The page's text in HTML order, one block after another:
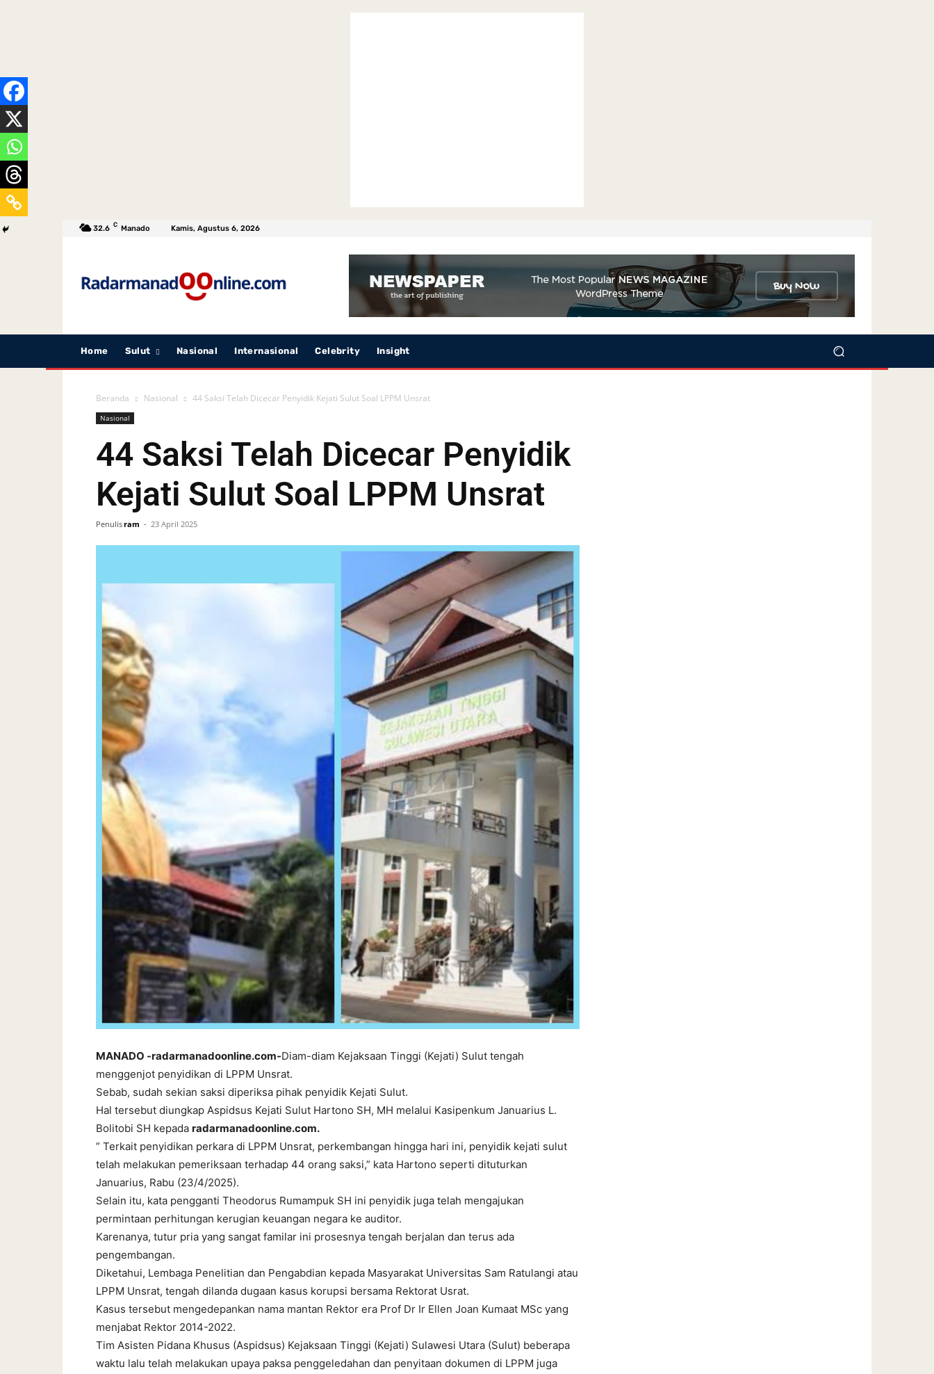
32.6 C Manado Kamis, Agustus 6, 2026
Home Sulut Nasional Internasional Celebrity Insight
Beranda Nasional 44 Saksi Telah Dicecar Penyidik Kejati Sulut Soal LPPM Unsrat
Nasional
44 Saksi Telah Dicecar Penyidik
Kejati Sulut Soal LPPM Unsrat
Penulisram - 23 April 2025
MANADO -radarmanadoonline.com-Diam-diam Kejaksaan Tinggi (Kejati) Sulut tengah
menggenjot penyidikan di LPPM Unsrat.
Sebab, sudah sekian saksi diperiksa pihak penyidik Kejati Sulut.
Hal tersebut diungkap Aspidsus Kejati Sulut Hartono SH, MH melalui Kasipenkum Januarius L.
Bolitobi SH kepada radarmanadoonline.com.
” Terkait penyidikan perkara di LPPM Unsrat, perkembangan hingga hari ini, penyidik kejati sulut
telah melakukan pemeriksaan terhadap 44 orang saksi,” kata Hartono seperti dituturkan
Januarius, Rabu (23/4/2025).
Selain itu, kata pengganti Theodorus Rumampuk SH ini penyidik juga telah mengajukan
permintaan perhitungan kerugian keuangan negara ke auditor.
Karenanya, tutur pria yang sangat familar ini prosesnya tengah berjalan dan terus ada
pengembangan.
Diketahui, Lembaga Penelitian dan Pengabdian kepada Masyarakat Universitas Sam Ratulangi atau
LPPM Unsrat, tengah dilanda dugaan kasus korupsi bersama Rektorat Usrat.
Kasus tersebut mengedepankan nama mantan Rektor era Prof Dr Ir Ellen Joan Kumaat MSc yang
menjabat Rektor 2014-2022.
Tim Asisten Pidana Khusus (Aspidsus) Kejaksaan Tinggi (Kejati) Sulawesi Utara (Sulut) beberapa
waktu lalu telah melakukan upaya paksa penggeledahan dan penyitaan dokumen di LPPM juga